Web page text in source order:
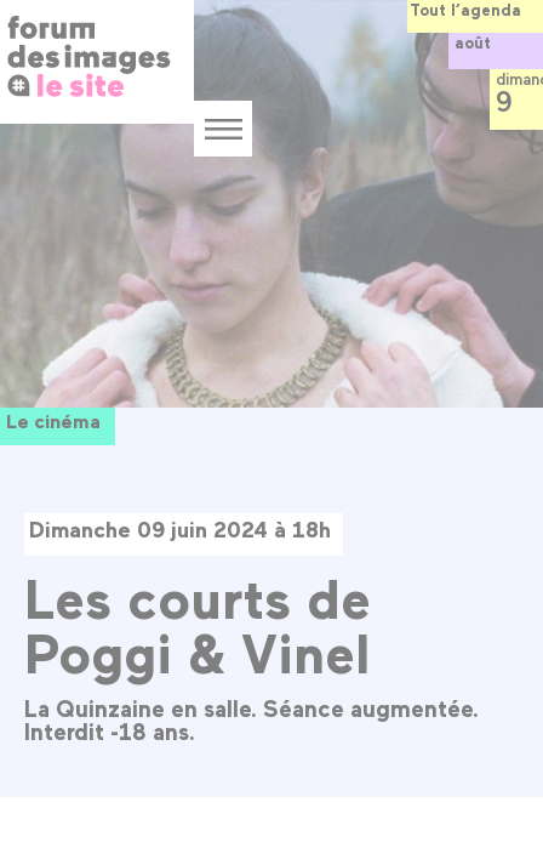
Panneau de gestion des cookies
au
contenu
principal
Menu
Le cinéma
Dimanche 09 juin 2024 à 18h
Les courts de
Poggi & Vinel
La Quinzaine en salle. Séance augmentée.
Interdit -18 ans.
Tout l’agenda
août
9